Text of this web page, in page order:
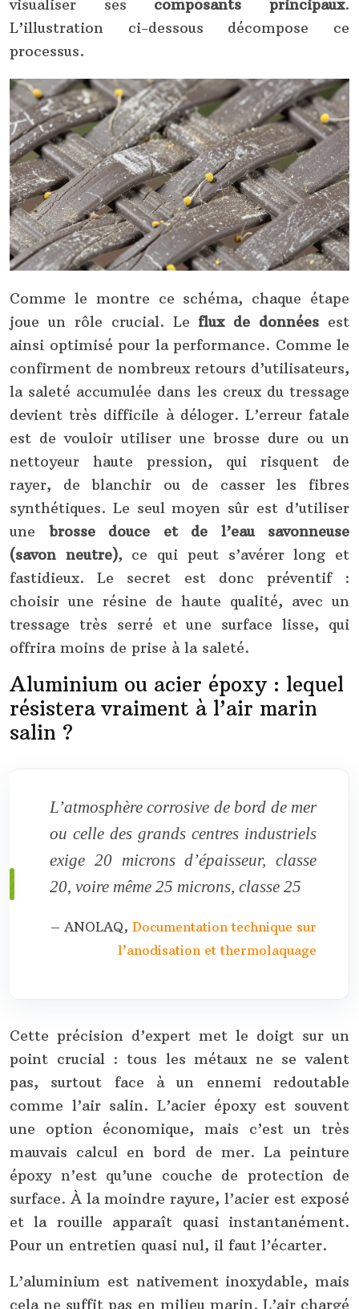
visualiser ses composants principaux.
L’illustration ci-dessous décompose ce
processus.
Comme le montre ce schéma, chaque étape
joue un rôle crucial. Le flux de données est
ainsi optimisé pour la performance. Comme le
confirment de nombreux retours d’utilisateurs,
la saleté accumulée dans les creux du tressage
devient très difficile à déloger. L’erreur fatale
est de vouloir utiliser une brosse dure ou un
nettoyeur haute pression, qui risquent de
rayer, de blanchir ou de casser les fibres
synthétiques. Le seul moyen sûr est d’utiliser
une brosse douce et de l’eau savonneuse
(savon neutre), ce qui peut s’avérer long et
fastidieux. Le secret est donc préventif :
choisir une résine de haute qualité, avec un
tressage très serré et une surface lisse, qui
offrira moins de prise à la saleté.
Aluminium ou acier époxy : lequel
résistera vraiment à l’air marin
salin ?
L’atmosphère corrosive de bord de mer
ou celle des grands centres industriels
exige 20 microns d’épaisseur, classe
20, voire même 25 microns, classe 25
– ANOLAQ, Documentation technique sur
l’anodisation et thermolaquage
Cette précision d’expert met le doigt sur un
point crucial : tous les métaux ne se valent
pas, surtout face à un ennemi redoutable
comme l’air salin. L’acier époxy est souvent
une option économique, mais c’est un très
mauvais calcul en bord de mer. La peinture
époxy n’est qu’une couche de protection de
surface. À la moindre rayure, l’acier est exposé
et la rouille apparaît quasi instantanément.
Pour un entretien quasi nul, il faut l’écarter.
L’aluminium est nativement inoxydable, mais
cela ne suffit pas en milieu marin. L’air chargé